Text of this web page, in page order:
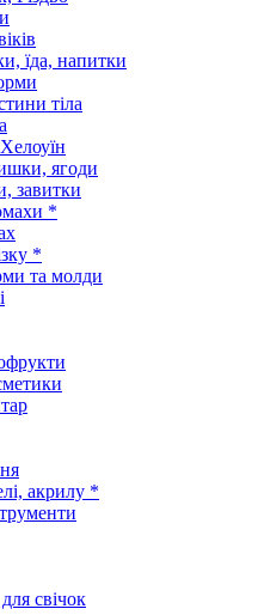
їда, напитки
тіла
ягоди
завитки
*
*
та молди
акрилу *
свічок